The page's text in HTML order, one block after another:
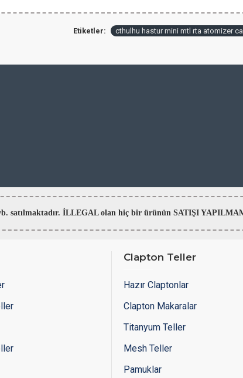
Etiketler: cthulhu hastur mini mtl rta atomizer
satılmaktadır. İLLEGAL olan hiç bir ürünün SATIŞI
Clapton Teller
Hazır Claptonlar
Clapton Makaralar
Titanyum Teller
Mesh Teller
Pamuklar